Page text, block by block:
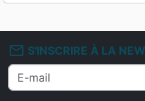
mail_outline S'INSCRIRE À LA